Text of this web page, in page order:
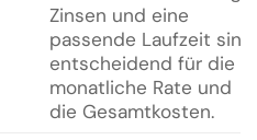
Zinsen und eine
passende Laufzeit sind
entscheidend für die
monatliche Rate und
die Gesamtkosten.